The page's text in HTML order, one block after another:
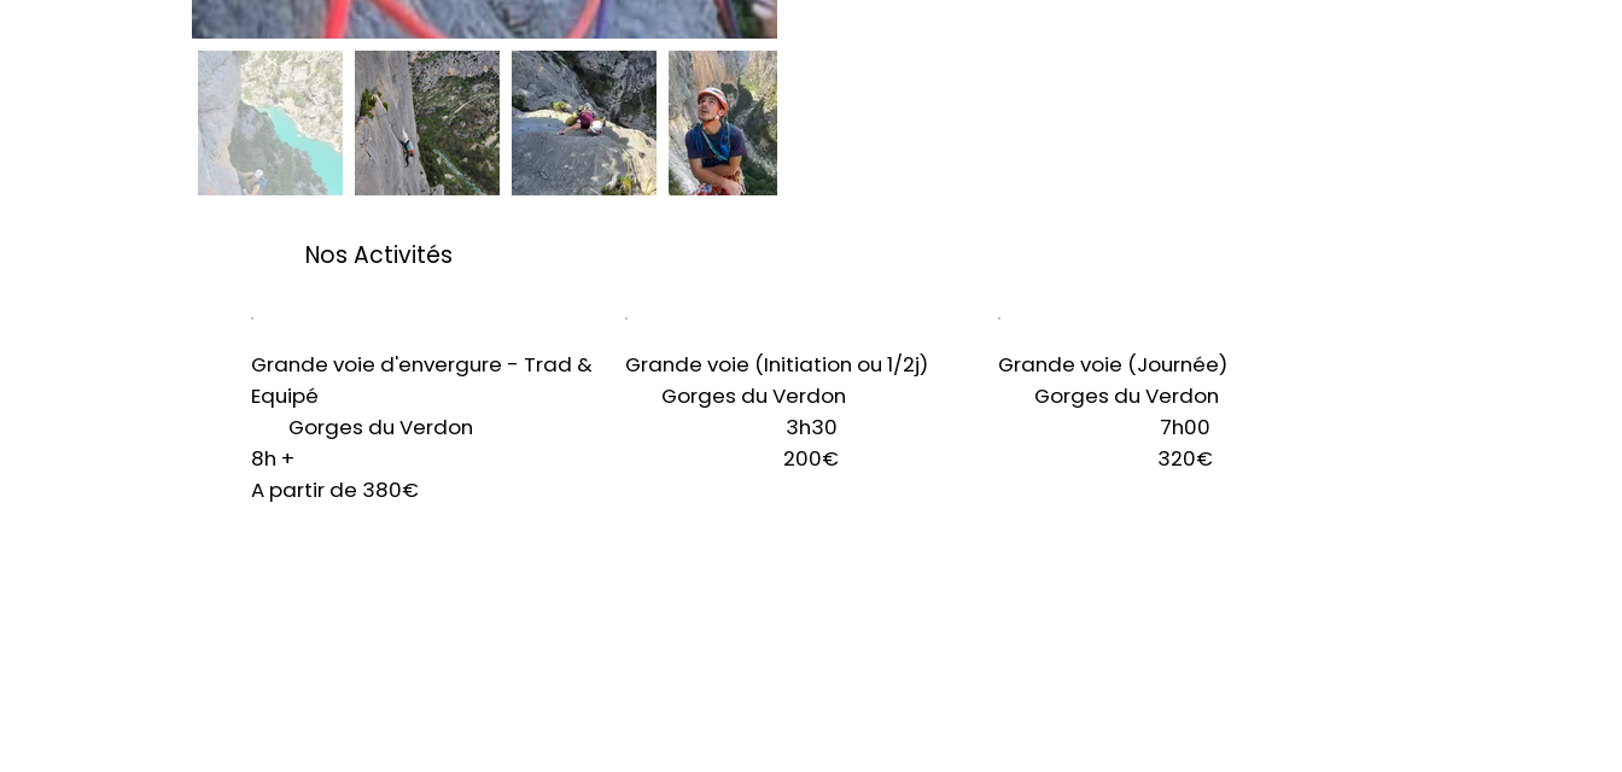
Nos Activités
Grande voie d'envergure - Trad &
Equipé
Gorges du Verdon
8h +
A partir de 380€
Grande voie (Initiation ou 1/2j)
Gorges du Verdon
3h30
200€
Grande voie (Journée)
Gorges du Verdon
7h00
320€